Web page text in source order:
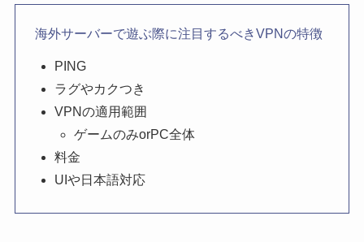
海外サーバーで遊ぶ際に注目するべきVPNの特徴
PING
ラグやカクつき
VPNの適用範囲
ゲームのみorPC全体
料金
UIや日本語対応